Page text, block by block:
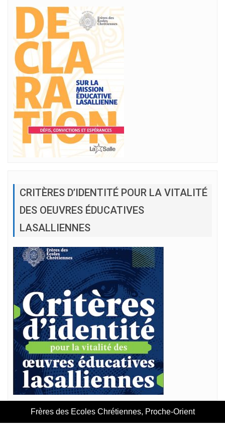
CRITÈRES D’IDENTITÉ POUR LA VITALITÉ
DES OEUVRES ÉDUCATIVES
LASALLIENNES
Frères des Ecoles Chrétiennes, Proche-Orient